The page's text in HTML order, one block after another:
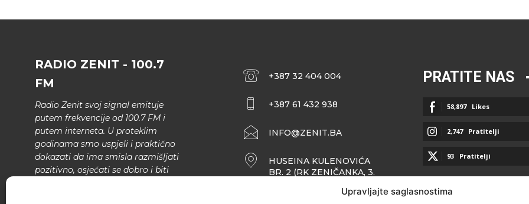
Upravljajte saglasnostima
RADIO ZENIT - 100.7
FM
Radio Zenit svoj signal emituje
putem frekvencije od 100.7 FM i
putem interneta. U proteklim
godinama smo uspjeli i praktično
dokazati da ima smisla razmišljati
pozitivno, osjećati se dobro i biti
+387 32 404 004
+387 61 432 938
INFO@ZENIT.BA
HUSEINA KULENOVIĆA
BR. 2 (RK ZENIČANKA, 3.
PRATITE NAS
58,897 Likes
2,747 Pratitelji
93 Pratitelji